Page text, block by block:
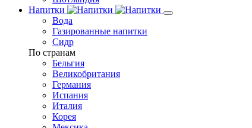
Напитки
Вода
Газированные напитки
Сидр
По странам
Бельгия
Великобритания
Германия
Испания
Италия
Корея